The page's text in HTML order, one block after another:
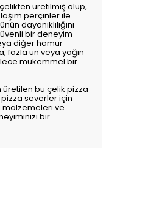
üretilmiş olup,
perçinler ile
dayanıklılığını
bir deneyim
diğer hamur
fazla un veya yağın
mükemmel bir
üretilen bu çelik pizza
severler için
malzemeleri ve
bir